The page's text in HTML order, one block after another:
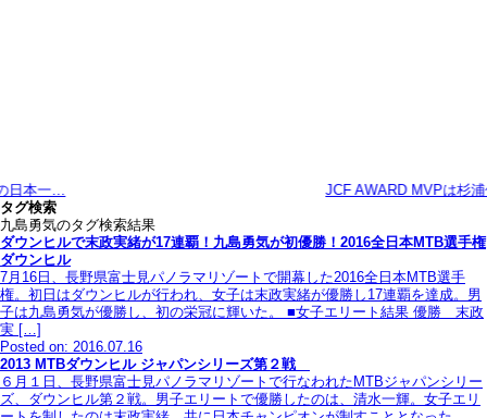
JCF AWARD MVPは杉浦佳子…
タグ検索
九島勇気のタグ検索結果
ダウンヒルで末政実緒が17連覇！九島勇気が初優勝！2016全日本MTB選手権
ダウンヒル
7月16日、長野県富士見パノラマリゾートで開幕した2016全日本MTB選手
権。初日はダウンヒルが行われ、女子は末政実緒が優勝し17連覇を達成。男
子は九島勇気が優勝し、初の栄冠に輝いた。 ■女子エリート結果 優勝 末政
実 […]
Posted on: 2016.07.16
2013 MTBダウンヒル ジャパンシリーズ第２戦
６月１日、長野県富士見パノラマリゾートで行なわれたMTBジャパンシリー
ズ、ダウンヒル第２戦。男子エリートで優勝したのは、清水一輝。女子エリ